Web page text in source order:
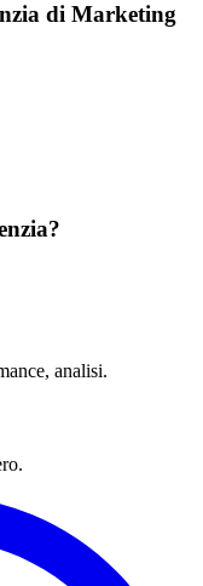
di Marketing
analisi.